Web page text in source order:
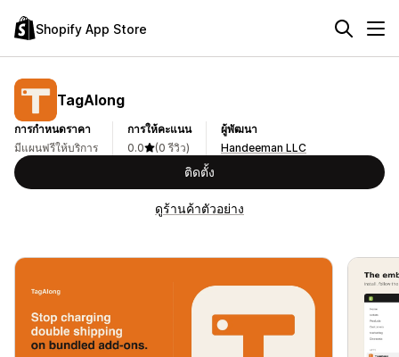
Shopify App Store
TagAlong
การกำหนดราคา
มีแผนฟรีให้บริการ
การให้คะแนน
0.0
(0 รีวิว)
ผู้พัฒนา
Handeeman LLC
ติดตั้ง
ดูร้านค้าตัวอย่าง